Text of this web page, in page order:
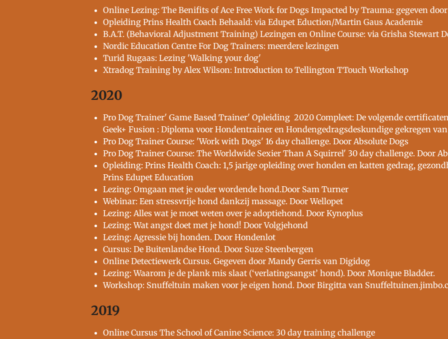
Online Lezing: The Benifits of Ace Free Work for Dogs Impacted by Trauma: gegeven
Opleiding Prins Health Coach Behaald: via Edupet Eduction/Martin Gaus Academie
B.A.T. (Behavioral Adjustment Training) Lezingen en Online Course: via Grisha Stewart
Nordic Education Centre For Dog Trainers: meerdere lezingen
Turid Rugaas: Lezing 'Walking your dog'
Xtradog Training by Alex Wilson: Introduction to Tellington TTouch Workshop
2020
Pro Dog Trainer' Game Based Trainer' Opleiding 2020 Compleet: De volgende
Geek+ Fusion : Diploma voor Hondentrainer en Hondengedragsdeskundige gekregen
Pro Dog Trainer Course: 'Work with Dogs' 16 day challenge. Door Absolute Dogs
Pro Dog Trainer Course: The Worldwide Sexier Than A Squirrel' 30 day challenge. Door
Opleiding: Prins Health Coach: 1,5 jarige opleiding over honden en katten gedrag,
Prins Edupet Education
Lezing: Omgaan met je ouder wordende hond.Door Sam Turner
Webinar: Een stressvrije hond dankzij massage. Door Wellopet
Lezing: Alles wat je moet weten over je adoptiehond. Door Kynoplus
Lezing: Wat angst doet met je hond! Door Volgjehond
Lezing: Agressie bij honden. Door Hondenlot
Cursus: De Buitenlandse Hond. Door Suze Steenbergen
Online Detectiewerk Cursus. Gegeven door Mandy Gerris van Digidog
Lezing: Waarom je de plank mis slaat (‘verlatingsangst’ hond). Door Monique Bladder.
Workshop: Snuffeltuin maken voor je eigen hond. Door Birgitta van
2019
Online Cursus The School of Canine Science: 30 day training challenge